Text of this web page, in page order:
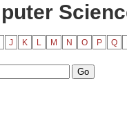
J K L M N O P Q